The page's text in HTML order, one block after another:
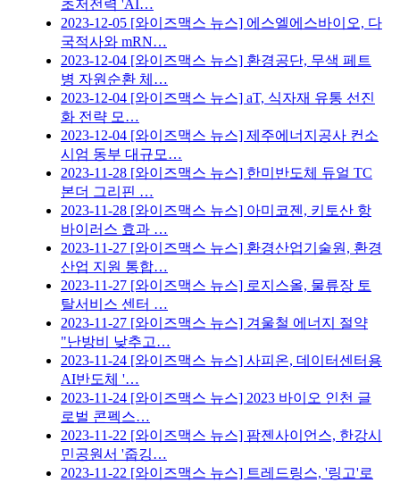
초저전력 'AI…
2023-12-05 [와이즈맥스 뉴스] 에스엘에스바이오, 다
국적사와 mRN…
2023-12-04 [와이즈맥스 뉴스] 환경공단, 무색 페트
병 자원순환 체…
2023-12-04 [와이즈맥스 뉴스] aT, 식자재 유통 선진
화 전략 모…
2023-12-04 [와이즈맥스 뉴스] 제주에너지공사 컨소
시엄 동부 대규모…
2023-11-28 [와이즈맥스 뉴스] 한미반도체 듀얼 TC
본더 그리핀 …
2023-11-28 [와이즈맥스 뉴스] 아미코젠, 키토산 항
바이러스 효과 …
2023-11-27 [와이즈맥스 뉴스] 환경산업기술원, 환경
산업 지원 통합…
2023-11-27 [와이즈맥스 뉴스] 로지스올, 물류장 토
탈서비스 센터 …
2023-11-27 [와이즈맥스 뉴스] 겨울철 에너지 절약
"난방비 낮추고…
2023-11-24 [와이즈맥스 뉴스] 사피온, 데이터센터용
AI반도체 '…
2023-11-24 [와이즈맥스 뉴스] 2023 바이오 인천 글
로벌 콘펙스…
2023-11-22 [와이즈맥스 뉴스] 팜젠사이언스, 한강시
민공원서 '줍깅…
2023-11-22 [와이즈맥스 뉴스] 트레드링스, '링고'로